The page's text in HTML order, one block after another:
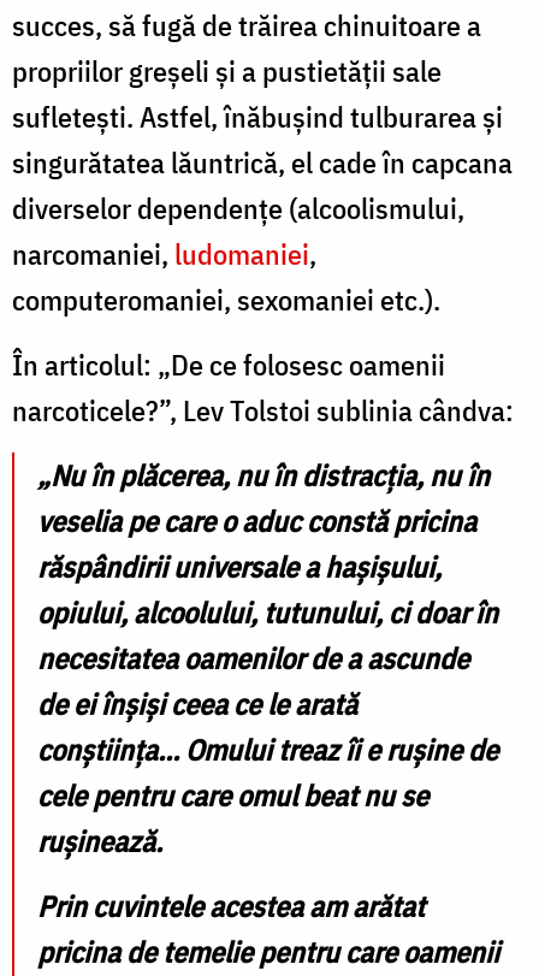
succes, să fugă de trăirea chinuitoare a
propriilor greșeli și a pustietății sale
sufletești. Astfel, înăbușind tulburarea și
singurătatea lăuntrică, el cade în capcana
diverselor dependențe (alcoolismului,
narcomaniei, ludomaniei,
computeromaniei, sexomaniei etc.).
În articolul: „De ce folosesc oamenii
narcoticele?”, Lev Tolstoi sublinia cândva:
„Nu în plăcerea, nu în distracția, nu în
veselia pe care o aduc constă pricina
răspândirii universale a hașișului,
opiului, alcoolului, tutunului, ci doar în
necesitatea oamenilor de a ascunde
de ei înșiși ceea ce le arată
conștiința... Omului treaz îi e rușine de
cele pentru care omul beat nu se
rușinează.
Prin cuvintele acestea am arătat
pricina de temelie pentru care oamenii